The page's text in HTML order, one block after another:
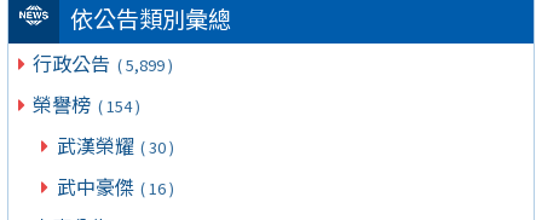
依公告類別彙總
行政公告 ( 5,899 )
榮譽榜 ( 154 )
武漢榮耀 ( 30 )
武中豪傑 ( 16 )